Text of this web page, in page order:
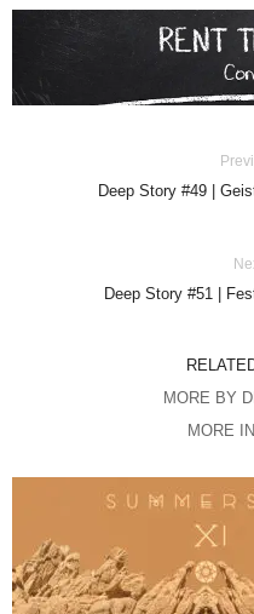
Deep Story #49 |
Deep Story #51 |
MORE BY
MORE